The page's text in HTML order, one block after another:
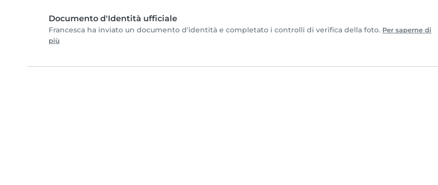
Documento d'Identità ufficiale
Francesca ha inviato un documento d'identità e completato i controlli di verifica della foto. Per saperne di
più